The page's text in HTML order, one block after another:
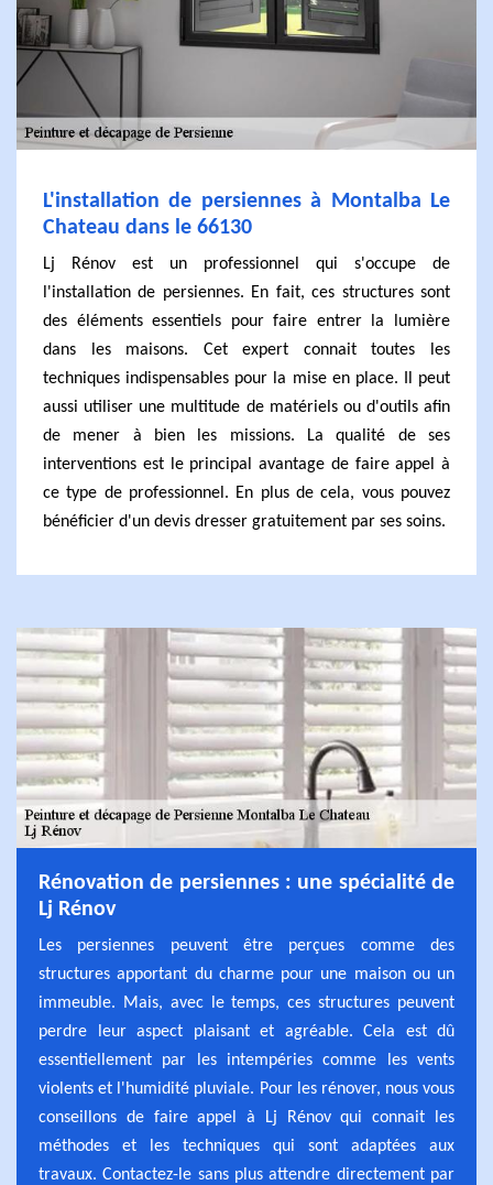
L'installation de persiennes à Montalba Le
Chateau dans le 66130
Lj Rénov est un professionnel qui s'occupe de
l'installation de persiennes. En fait, ces structures sont
des éléments essentiels pour faire entrer la lumière
dans les maisons. Cet expert connait toutes les
techniques indispensables pour la mise en place. Il peut
aussi utiliser une multitude de matériels ou d'outils afin
de mener à bien les missions. La qualité de ses
interventions est le principal avantage de faire appel à
ce type de professionnel. En plus de cela, vous pouvez
bénéficier d'un devis dresser gratuitement par ses soins.
Rénovation de persiennes : une spécialité de
Lj Rénov
Les persiennes peuvent être perçues comme des
structures apportant du charme pour une maison ou un
immeuble. Mais, avec le temps, ces structures peuvent
perdre leur aspect plaisant et agréable. Cela est dû
essentiellement par les intempéries comme les vents
violents et l'humidité pluviale. Pour les rénover, nous vous
conseillons de faire appel à Lj Rénov qui connait les
méthodes et les techniques qui sont adaptées aux
travaux. Contactez-le sans plus attendre directement par